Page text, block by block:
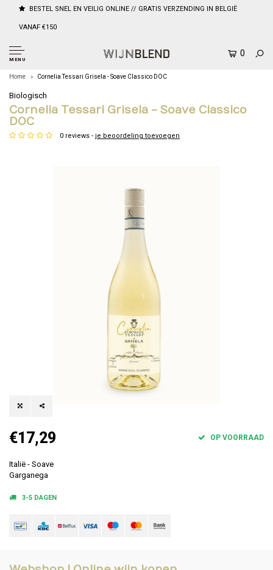
BESTEL SNEL EN VEILIG ONLINE // GRATIS VERZENDING IN BELGIË
VANAF €150
MENU
0
Home Cornelia Tessari Grisela - Soave Classico DOC
Biologisch
Cornelia Tessari Grisela - Soave Classico
DOC
0 reviews - je beoordeling toevoegen
€17,29 OP VOORRAAD
Italië - Soave
Garganega
3-5 DAGEN